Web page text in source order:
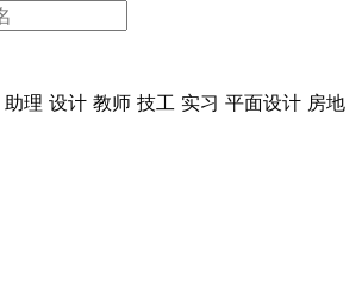
助理 设计 教师 技工 实习 平面设计 房地